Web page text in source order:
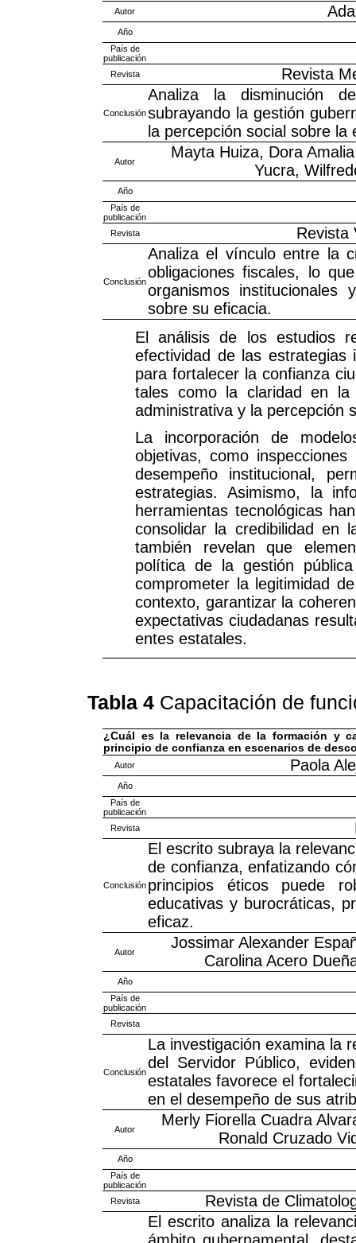
Autor
Año
País de
publicación
Revista
Revista
Conclusión
Analiza la disminución
subrayando la gestión
la percepción social sobre
Autor
Mayta Huiza, Dora
Yucra,
Año
País de
publicación
Revista
Revista
Conclusión
Analiza el vínculo entre la
obligaciones fiscales, lo
organismos
sobre su eficacia.
El análisis de los estudios
efectividad de las estrategias
para fortalecer la confianza
tales como la claridad en la
administrativa y la percepción
La incorporación de
objetivas, como
desempeño institucional,
estrategias. Asimismo, la
herramientas tecnológicas
consolidar la credibilidad en
también revelan que
política de la gestión
comprometer la legitimidad
contexto, garantizar la
expectativas ciudadanas
entes estatales.
Tabla 4 Capacitación de
¿Cuál es la relevancia de la formación y
principio de confianza en escenarios de
Autor Paola
Año
País de
publicación
Revista
Conclusión
El escrito subraya la
de confianza, enfatizando
principios éticos puede
educativas y burocráticas,
eficaz.
Autor
Jossimar Alexander
Carolina Acero
Año
País de
publicación
Revista
Conclusión
La investigación examina la
del Servidor Público,
estatales favorece el
en el desempeño de sus
Autor
Merly Fiorella Cuadra
Ronald Cruzado
Año
País de
publicación
Revista
Revista de
El escrito analiza la